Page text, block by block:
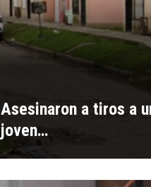
Asesinaron a tiros a
joven…